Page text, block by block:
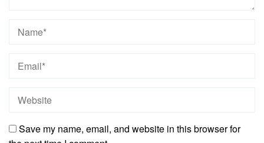
Save my name, email, and website in this browser for